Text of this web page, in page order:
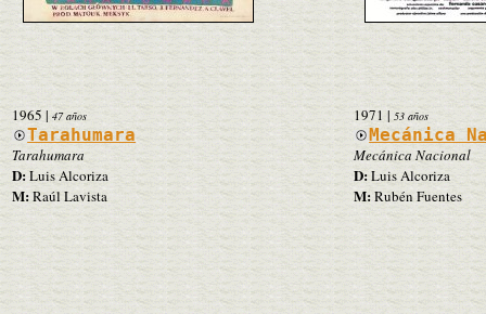
1965 | 47 años
Tarahumara
Tarahumara
D:Luis Alcoriza
M:Raúl Lavista
1971 | 53 años
Mecánica
Mecánica Nacional
D:Luis Alcoriza
M:Rubén Fuentes